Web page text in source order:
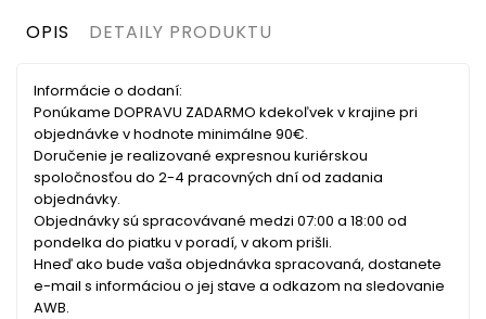
OPIS DETAILY PRODUKTU
Informácie o dodaní:
Ponúkame DOPRAVU ZADARMO kdekoľvek v krajine pri
objednávke v hodnote minimálne 90€.
Doručenie je realizované expresnou kuriérskou
spoločnosťou do 2-4 pracovných dní od zadania
objednávky.
Objednávky sú spracovávané medzi 07:00 a 18:00 od
pondelka do piatku v poradí, v akom prišli.
Hneď ako bude vaša objednávka spracovaná, dostanete
e-mail s informáciou o jej stave a odkazom na sledovanie
AWB.